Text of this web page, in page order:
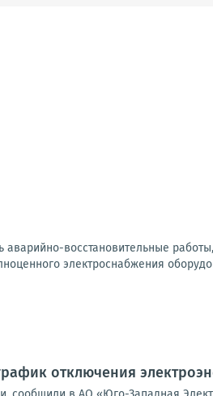
аварийно-восстановительные
электроснабжения
отключения